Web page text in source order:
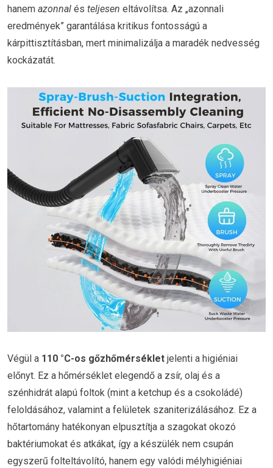
hanem azonnal és teljesen eltávolítsa. Az „azonnali
eredmények” garantálása kritikus fontosságú a
kárpittisztításban, mert minimalizálja a maradék nedvesség
kockázatát.
Végül a 110 °C-os gőzhőmérséklet jelenti a higiéniai
előnyt. Ez a hőmérséklet elegendő a zsír, olaj és a
szénhidrát alapú foltok (mint a ketchup és a csokoládé)
feloldásához, valamint a felületek szaniterizálásához. Ez a
hőtartomány hatékonyan elpusztítja a szagokat okozó
baktériumokat és atkákat, így a készülék nem csupán
egyszerű folteltávolító, hanem egy valódi mélyhigiéniai